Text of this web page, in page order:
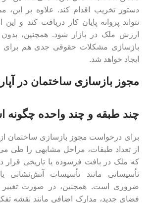
دستور تخریب اقدام کند. علاوه بر
نتواند پروانه پایان کار دریافت کند و
ارزش ملک در بازار شود. همچنین،
بازسازی مشکلات حقوقی جدی هم برای
ایجاد خواهد شد.
مجوز بازسازی ساختمان در
چند طبقه و چند واحده چگونه
برای درخواست مجوز بازسازی ساختمان
از تعداد طبقات، مراحل مشابهی را طی
که ملک در بافت فرسوده یا تاریخی قرار
تأسیساتی مانند تأسیسات آتش‌نشانی
ضروری است. همچنین، در صورت تغییر
فضای جدید، مدارک اضافی مانند نقشه